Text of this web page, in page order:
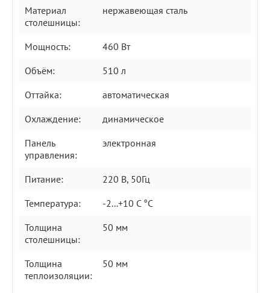
Материал
столешницы:
нержавеющая сталь
Мощность:
460 Вт
Объём:
510 л
Оттайка:
автоматическая
Охлаждение:
динамическое
Панель
управления:
электронная
Питание:
220 В, 50Гц
Температура:
-2...+10 C °С
Толщина
столешницы:
50 мм
Толщина
теплоизоляции:
50 мм